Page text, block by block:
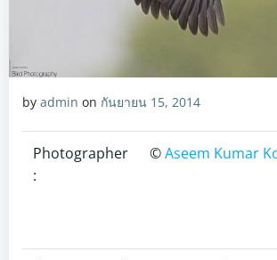
by admin on กันยายน 15, 2014
Photographer
:
©Aseem Kumar